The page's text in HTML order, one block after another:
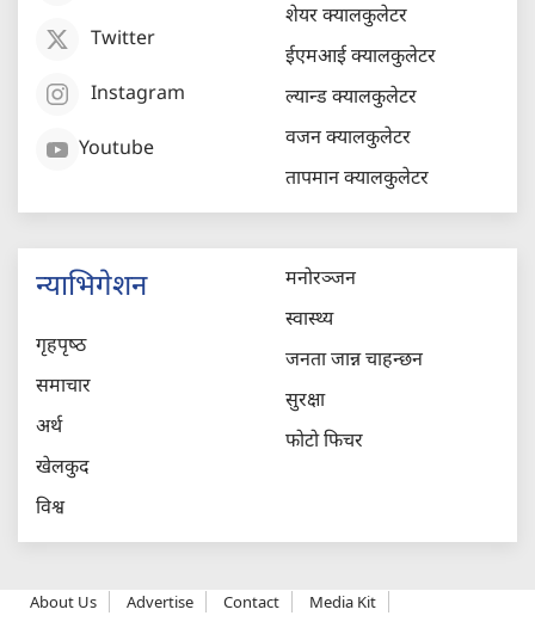
Twitter
Instagram
Youtube
शेयर क्यालकुलेटर
ईएमआई क्यालकुलेटर
ल्यान्ड क्यालकुलेटर
वजन क्यालकुलेटर
तापमान क्यालकुलेटर
न्याभिगेशन
गृहपृष्‍ठ
समाचार
अर्थ
खेलकुद
विश्व
मनोरञ्जन
स्वास्थ्य
जनता जान्न चाहन्छन
सुरक्षा
फोटो फिचर
About Us Advertise Contact Media Kit